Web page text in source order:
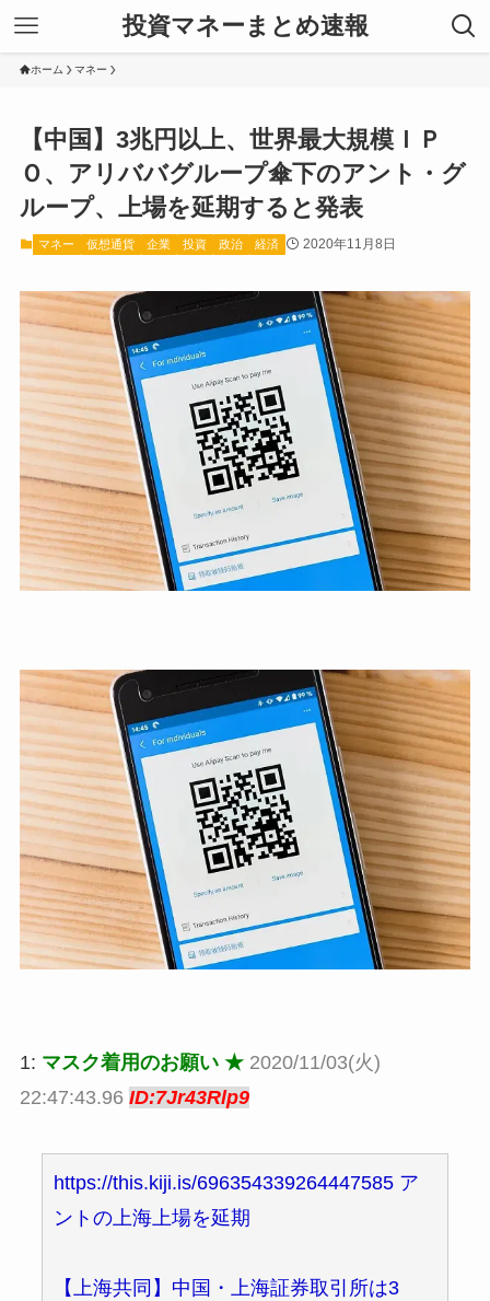
投資マネーまとめ速報
ホーム マネー
【中国】3兆円以上、世界最大規模ＩＰ
Ｏ、アリババグループ傘下のアント・グ
ループ、上場を延期すると発表
マネー 仮想通貨 企業 投資 政治 経済 2020年11月8日
1: マスク着用のお願い ★ 2020/11/03(火)
22:47:43.96 ID:7Jr43Rlp9
https://this.kiji.is/696354339264447585 ア
ントの上海上場を延期
【上海共同】中国・上海証券取引所は3